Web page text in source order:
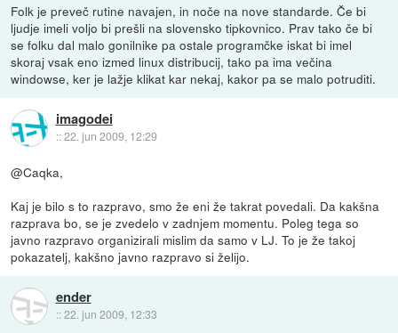
Folk je preveč rutine navajen, in noče na nove standarde. Če bi
ljudje imeli voljo bi prešli na slovensko tipkovnico. Prav tako če bi
se folku dal malo gonilnike pa ostale programčke iskat bi imel
skoraj vsak eno izmed linux distribucij, tako pa ima večina
windowse, ker je lažje klikat kar nekaj, kakor pa se malo potruditi.
imagodei
::22. jun 2009, 12:29
@Caqka,
Kaj je bilo s to razpravo, smo že eni že takrat povedali. Da kakšna
razprava bo, se je zvedelo v zadnjem momentu. Poleg tega so
javno razpravo organizirali mislim da samo v LJ. To je že takoj
pokazatelj, kakšno javno razpravo si želijo.
ender
::22. jun 2009, 12:33